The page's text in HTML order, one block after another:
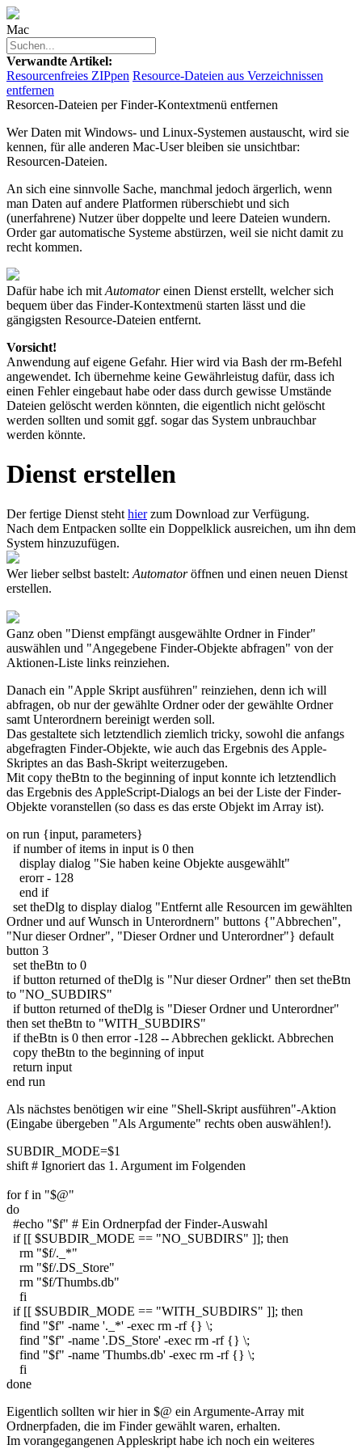
Mac
Verwandte Artikel:
Resourcenfreies ZIPpen Resource-Dateien aus Verzeichnissen
entfernen
Resorcen-Dateien per Finder-Kontextmenü entfernen
Wer Daten mit Windows- und Linux-Systemen austauscht, wird sie
kennen, für alle anderen Mac-User bleiben sie unsichtbar:
Resourcen-Dateien.
An sich eine sinnvolle Sache, manchmal jedoch ärgerlich, wenn
man Daten auf andere Platformen rüberschiebt und sich
(unerfahrene) Nutzer über doppelte und leere Dateien wundern.
Order gar automatische Systeme abstürzen, weil sie nicht damit zu
recht kommen.
Dafür habe ich mit Automatoreinen Dienst erstellt, welcher sich
bequem über das Finder-Kontextmenü starten lässt und die
gängigsten Resource-Dateien entfernt.
Vorsicht!
Anwendung auf eigene Gefahr. Hier wird via Bash derrm-Befehl
angewendet. Ich übernehme keine Gewährleistug dafür, dass ich
einen Fehler eingebaut habe oder dass durch gewisse Umstände
Dateien gelöscht werden könnten, die eigentlich nicht gelöscht
werden sollten und somit ggf. sogar das System unbrauchbar
werden könnte.
Dienst erstellen
Der fertige Dienst steht hierzum Download zur Verfügung.
Nach dem Entpacken sollte ein Doppelklick ausreichen, um ihn dem
System hinzuzufügen.
Wer lieber selbst bastelt: Automatoröffnen und einen neuen Dienst
erstellen.
Ganz oben "Dienst empfängt ausgewählte Ordner in Finder"
auswählen und "Angegebene Finder-Objekte abfragen" von der
Aktionen-Liste links reinziehen.
Danach ein "Apple Skript ausführen" reinziehen, denn ich will
abfragen, ob nur der gewählte Ordner oder der gewählte Ordner
samt Unterordnern bereinigt werden soll.
Das gestaltete sich letztendlich ziemlich tricky, sowohl die anfangs
abgefragten Finder-Objekte, wie auch das Ergebnis des Apple-
Skriptes an das Bash-Skript weiterzugeben.
Mit copy theBtn to the beginning of input konnte ich letztendlich
das Ergebnis des AppleScript-Dialogs an bei der Liste der Finder-
Objekte voranstellen (so dass es das erste Objekt im Array ist).
on run {input, parameters}
if number of items in input is 0 then
display dialog "Sie haben keine Objekte ausgewählt"
erorr- 128
end if
set theDlg to display dialog "Entfernt alle Resourcen im gewählten
Ordner und auf Wunsch in Unterordnern" buttons {"Abbrechen",
"Nur dieser Ordner", "Dieser Ordner und Unterordner"} default
button 3
set theBtn to 0
ifbutton returned oftheDlg is "Nur dieser Ordner" then set theBtn
to "NO_SUBDIRS"
ifbutton returned oftheDlg is "Dieser Ordner und Unterordner"
then set theBtn to "WITH_SUBDIRS"
iftheBtn is 0 then error -128 -- Abbrechen geklickt. Abbrechen
copy theBtn to the beginning ofinput
return input
end run
Als nächstes benötigen wir eine "Shell-Skript ausführen"-Aktion
(Eingabe übergeben "Als Argumente" rechts oben auswählen!).
SUBDIR_MODE=$1
shift # Ignoriert das 1. Argument im Folgenden
forfin "$@"
do
#echo "$f" # Ein Ordnerpfad der Finder-Auswahl
if [[ $SUBDIR_MODE == "NO_SUBDIRS" ]]; then
rm "$f/._*"
rm "$f/.DS_Store"
rm "$f/Thumbs.db"
fi
if [[ $SUBDIR_MODE == "WITH_SUBDIRS" ]]; then
find "$f" -name '._*' -exec rm -rf {} \;
find "$f" -name '.DS_Store' -exec rm -rf {} \;
find "$f" -name 'Thumbs.db' -exec rm -rf {} \;
fi
done
Eigentlich sollten wir hier in $@ ein Argumente-Array mit
Ordnerpfaden, die im Finder gewählt waren, erhalten.
Im vorangegangenen Appleskript habe ich noch ein weiteres